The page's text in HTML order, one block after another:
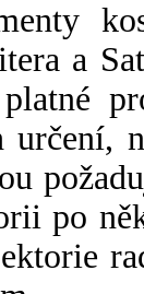
a
určení,
po